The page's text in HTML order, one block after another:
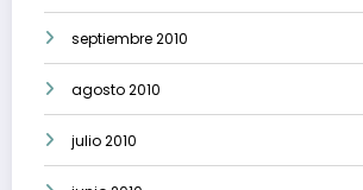
septiembre 2010
agosto 2010
julio 2010